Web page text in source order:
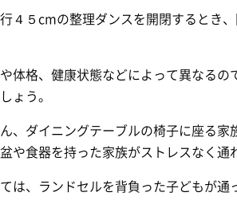
４５cmの整理ダンスを開閉するとき
体格、健康状態などによって異なる
ょう。
、ダイニングテーブルの椅子に座る
や食器を持った家族がストレスなく通
は、ランドセルを背負った子どもが